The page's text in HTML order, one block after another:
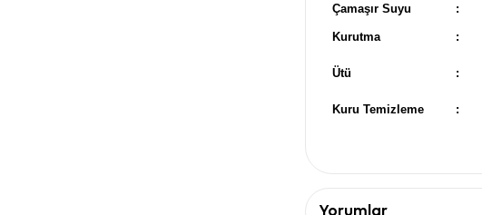
Çamaşır Suyu
:
Kurutma :
Ütü :
Kuru Temizleme :
Yorumlar